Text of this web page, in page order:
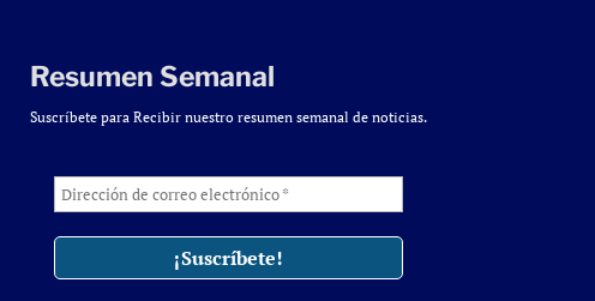
Resumen Semanal
Suscríbete para Recibir nuestro resumen semanal de noticias.